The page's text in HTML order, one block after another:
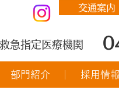
交通案内
急指定医療機関
部門紹介 採用情報